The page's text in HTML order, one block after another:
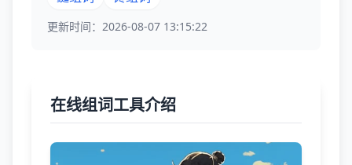
更新时间：2026-08-07 13:15:22
在线组词工具介绍